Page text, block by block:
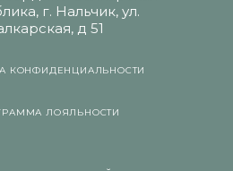
г. Нальчик, ул.
д 51
КОНФИДЕНЦИАЛЬНОСТИ
ЛОЯЛЬНОСТИ